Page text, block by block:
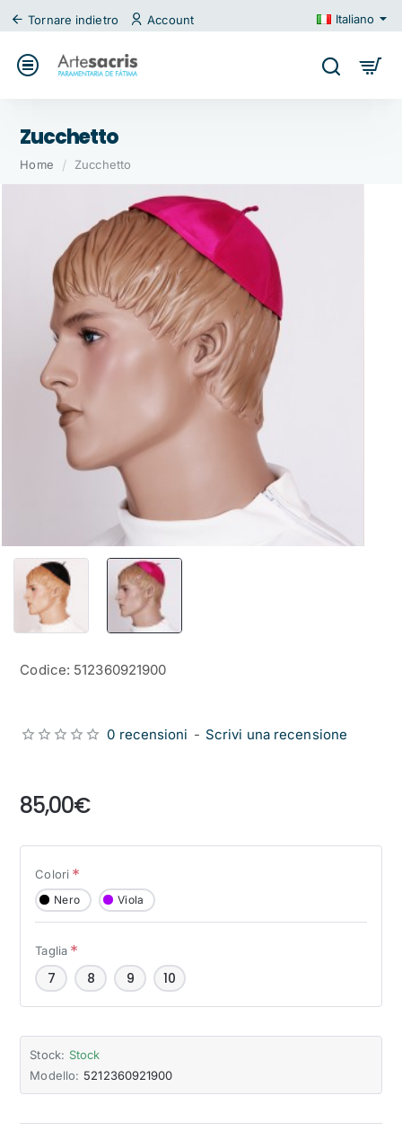
Tornare indietro Account Italiano
Zucchetto
HomehomeZucchetto
Codice: 512360921900
Stock: Stock
Modello: 5212360921900
0 recensioni - Scrivi una recensione
85,00€
Colori
Nero Viola
Taglia
7 8 9 10